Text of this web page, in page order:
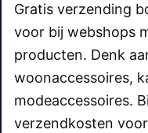
Gratis verzending
voor bij webshops
producten. Denk
woonaccessoires,
modeaccessoires.
verzendkosten